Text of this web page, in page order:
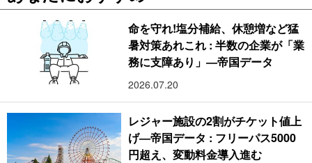
命を守れ!塩分補給、休憩増など猛
暑対策あれこれ : 半数の企業が「業
務に支障あり」―帝国データ
2026.07.20
レジャー施設の2割がチケット値上
げ―帝国データ : フリーパス5000
円超え、変動料金導入進む